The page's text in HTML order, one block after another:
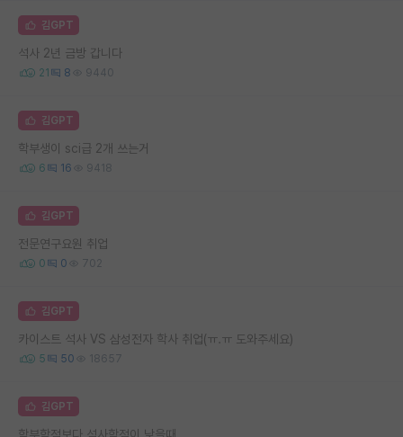
김GPT
석사 2년 금방 갑니다
21 8 9440
김GPT
학부생이 sci급 2개 쓰는거
6 16 9418
김GPT
전문연구요원 취업
0 0 702
김GPT
카이스트 석사 VS 삼성전자 학사 취업(ㅠ.ㅠ 도와주세요)
5 50 18657
김GPT
학부학점보다 석사학점이 낮을때